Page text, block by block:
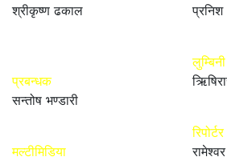
श्रीकृष्ण ढकाल
प्रबन्धक
सन्तोष भण्डारी
मल्टीमिडिया
प्रनिश
रिपोर्टर